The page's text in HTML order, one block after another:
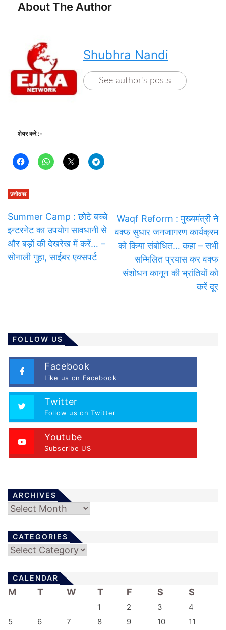
About The Author
Shubhra Nandi
See author's posts
शेयर करें :-
छत्तीसगढ
Summer Camp : छोटे बच्चे
इन्टरनेट का उपयोग सावधानी से
और बड़ों की देखरेख में करें… –
सोनाली गुहा, साईबर एक्सपर्ट
Waqf Reform : मुख्यमंत्री ने
वक्फ सुधार जनजागरण कार्यक्रम
को किया संबोधित… कहा – सभी
सम्मिलित प्रयास कर वक्फ
संशोधन कानून की भ्रांतियों को
करें दूर
FOLLOW US
Facebook
Like us on Facebook
Twitter
Follow us on Twitter
Youtube
Subscribe US
ARCHIVES
Archives
CATEGORIES
Categories
CALENDAR
M T W T F S S
1 2 3
4
5
6 7 8 9 10
11